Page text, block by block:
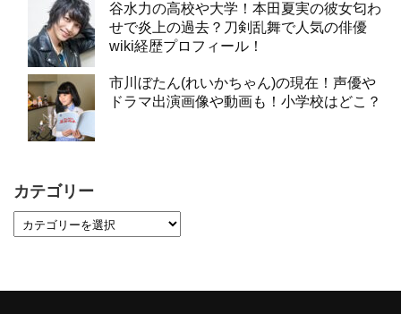
谷水力の高校や大学！本田夏実の彼女匂わ
せで炎上の過去？刀剣乱舞で人気の俳優
wiki経歴プロフィール！
市川ぼたん(れいかちゃん)の現在！声優や
ドラマ出演画像や動画も！小学校はどこ？
カテゴリー